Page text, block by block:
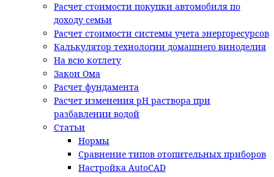
Расчет стоимости покупки автомобиля по
доходу семьи
Расчет стоимости системы учета энергоресурсов
Калькулятор технологии домашнего виноделия
На всю котлету
Закон Ома
Расчет фундамента
Расчет изменения pH раствора при
разбавлении водой
Статьи
Нормы
Сравнение типов отопительных приборов
Настройка AutoCAD